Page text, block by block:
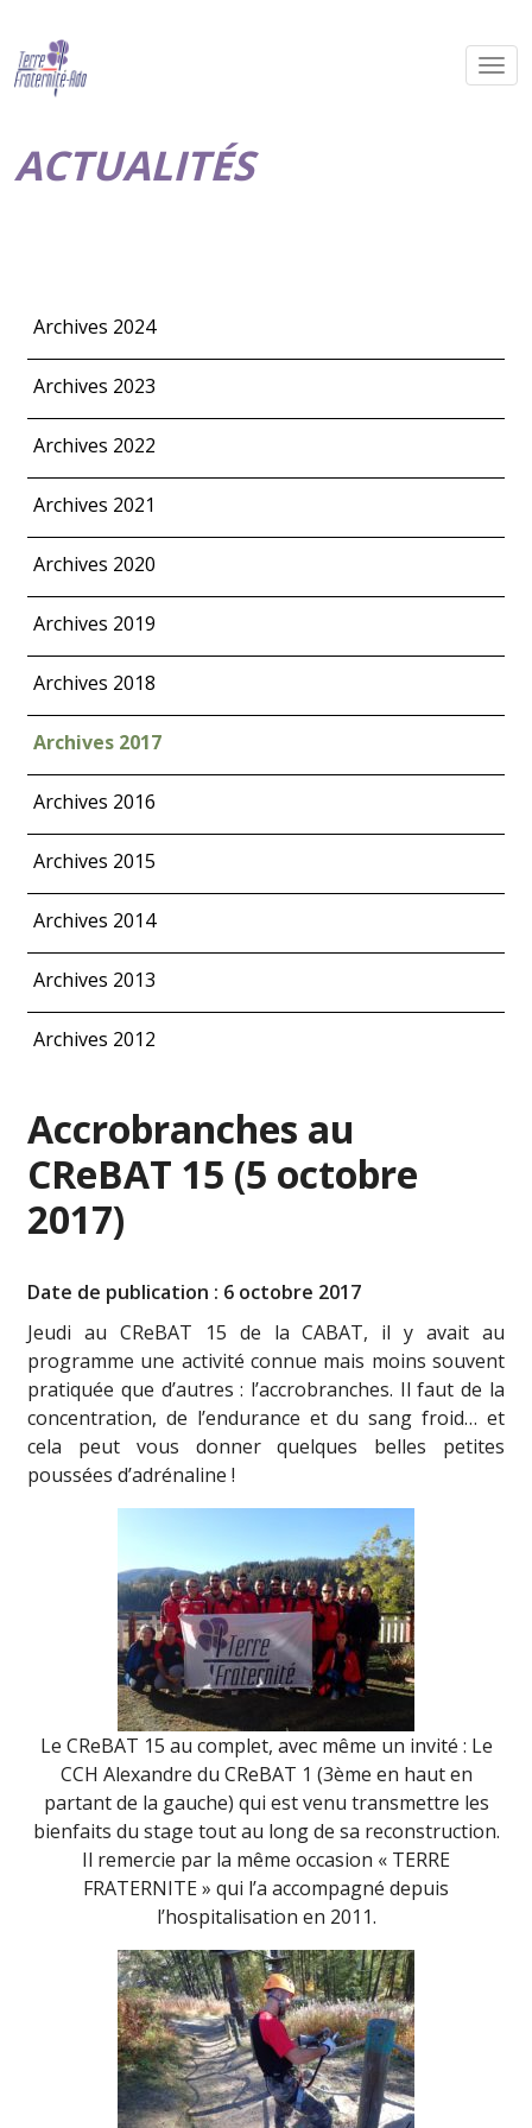
ACTUALITÉS
Archives 2024
Archives 2023
Archives 2022
Archives 2021
Archives 2020
Archives 2019
Archives 2018
Archives 2017
Archives 2016
Archives 2015
Archives 2014
Archives 2013
Archives 2012
Accrobranches au
CReBAT 15 (5 octobre
2017)
Date de publication : 6 octobre 2017
Jeudi au CReBAT 15 de la CABAT, il y avait au
programme une activité connue mais moins souvent
pratiquée que d’autres : l’accrobranches. Il faut de la
concentration, de l’endurance et du sang froid… et
cela peut vous donner quelques belles petites
poussées d’adrénaline !
Le CReBAT 15 au complet, avec même un invité : Le
CCH Alexandre du CReBAT 1 (3ème en haut en
partant de la gauche) qui est venu transmettre les
bienfaits du stage tout au long de sa reconstruction.
Il remercie par la même occasion « TERRE
FRATERNITE » qui l’a accompagné depuis
l’hospitalisation en 2011.